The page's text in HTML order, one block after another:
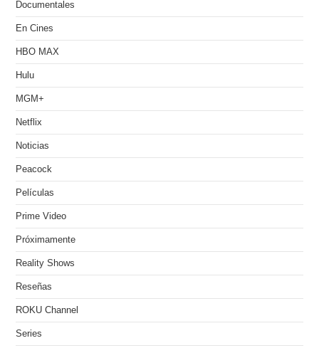
Documentales
En Cines
HBO MAX
Hulu
MGM+
Netflix
Noticias
Peacock
Películas
Prime Video
Próximamente
Reality Shows
Reseñas
ROKU Channel
Series